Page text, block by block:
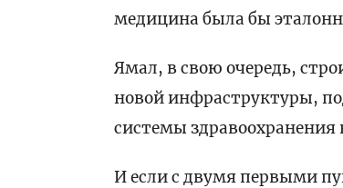
медицина была бы
Ямал, в свою очередь,
новой инфраструктуры,
системы здравоохранения
И если с двумя первыми